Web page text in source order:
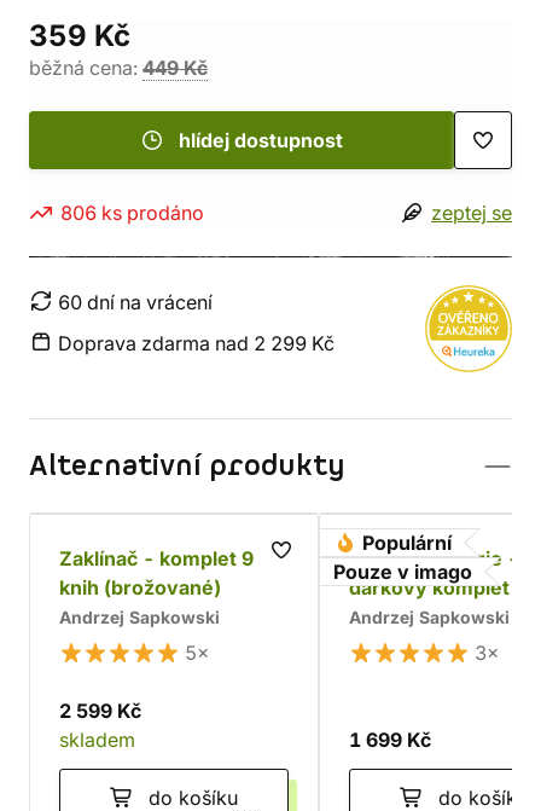
359 Kč
běžná cena: 449 Kč
hlídej dostupnost
806 ks prodáno zeptej se
60 dní na vrácení
Doprava zdarma nad 2 299 Kč
Alternativní produkty
Zaklínač - komplet 9
knih (brožované)
Andrzej Sapkowski
5×
2 599 Kč
skladem
do košíku
Populární
Pouze v imago
Husitská trilogie -
dárkový komplet
Andrzej Sapkowski
3×
1 699 Kč
do košíku